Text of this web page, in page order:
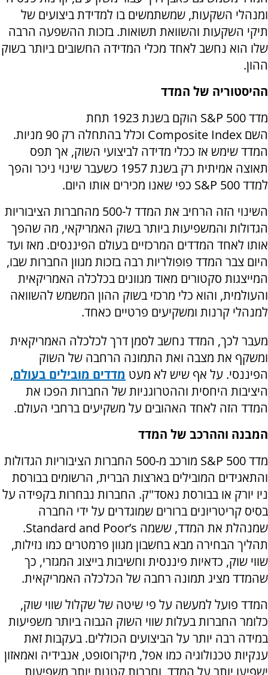
ומנהלי השקעות, שמשתמשים בו למדידת ביצועים של
תיקי השקעות והשוואת תשואות. בזכות ההשפעה הרבה
שלו הוא נחשב לאחד מכלי המדידה החשובים ביותר בשוק
ההון.
ההיסטוריה של המדד
מדדS&P 500
הוקם בשנת 1923 תחת
השם Composite Index
וכלל בהתחלה רק 90 מניות.
המדד שימש אז ככלי מדידה לביצועי השוק, אך תפס
תאוצה אמיתית רק בשנת 1957 כשעבר שינוי ניכר והפך
למדדS&P 500 כפי שאנו מכירים אותו היום.
השינוי הזה הרחיב את המדד ל-500 מהחברות הציבוריות
הגדולות והמשפיעות ביותר בשוק האמריקאי, מה שהפך
אותו לאחד המדדים המרכזיים בעולם הפיננסים. מאז ועד
היום צבר המדד פופולריות רבה בזכות מגוון החברות שבו,
המייצגות סקטורים מאוד מגוונים בכלכלה האמריקאית
והעולמית, והוא כלי מרכזי בשוק ההון המשמש להשוואה
למנהלי קרנות ומשקיעים פרטיים כאחד.
מעבר לכך, המדד נחשב לסמן דרך לכלכלה האמריקאית
ומשקף את מצבה ואת התמונה הרחבה של השוק
הפיננסי. על אף שיש לא מעט מדדים מובילים בעולם,
היציבות היחסית וההטרוגניות של החברות הפכו את
המדד הזה לאחד האהובים על משקיעים ברחבי העולם.
המבנה וההרכב של המדד
מדדS&P 500
מורכב מ-500 החברות הציבוריות הגדולות
והתאגידים המובילים בארצות הברית, הרשומים בבורסת
ניו יורק או בבורסת נאסד"ק. החברות נבחרות בקפידה על
בסיס קריטריונים ברורים שמוגדרים על ידי החברה
שמנהלת את המדד, ששמה Standard and Poor’s
.
תהליך הבחירה מבא בחשבון מגוון פרמטרים כמו נזילות,
שווי שוק, כדאיות פיננסית וחשיבות בייצוג המגזרי, כך
שהמדד מציג תמונה רחבה של הכלכלה האמריקאית.
המדד פועל למעשה על פי שיטה של שקלול שווי שוק,
כלומר החברות בעלות שווי השוק הגבוה ביותר משפיעות
במידה רבה יותר על הביצועים הכוללים. בעקבות זאת
ענקיות טכנולוגיה כמו אפל, מיקרוסופט, אנבידיה ואמאזון